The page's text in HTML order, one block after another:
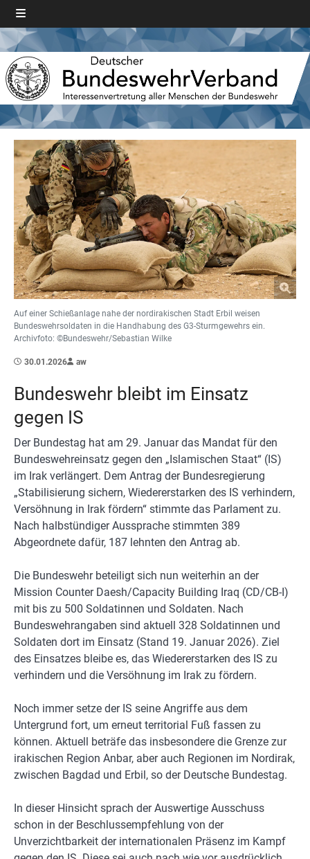
Auf einer Schießanlage nahe der nordirakischen Stadt Erbil weisen
Bundeswehrsoldaten in die Handhabung des G3-Sturmgewehrs ein.
Archivfoto: ©Bundeswehr/Sebastian Wilke
30.01.2026 aw
Bundeswehr bleibt im Einsatz
gegen IS
Der Bundestag hat am 29. Januar das Mandat für den
Bundeswehreinsatz gegen den „Islamischen Staat“ (IS)
im Irak verlängert. Dem Antrag der Bundesregierung
„Stabilisierung sichern, Wiedererstarken des IS verhindern,
Versöhnung in Irak fördern“ stimmte das Parlament zu.
Nach halbstündiger Aussprache stimmten 389
Abgeordnete dafür, 187 lehnten den Antrag ab.
Die Bundeswehr beteiligt sich nun weiterhin an der
Mission Counter Daesh/Capacity Building Iraq (CD/CB-I)
mit bis zu 500 Soldatinnen und Soldaten. Nach
Bundeswehrangaben sind aktuell 328 Soldatinnen und
Soldaten dort im Einsatz (Stand 19. Januar 2026). Ziel
des Einsatzes bleibe es, das Wiedererstarken des IS zu
verhindern und die Versöhnung im Irak zu fördern.
Noch immer setze der IS seine Angriffe aus dem
Untergrund fort, um erneut territorial Fuß fassen zu
können. Aktuell beträfe das insbesondere die Grenze zur
irakischen Region Anbar, aber auch Regionen im Nordirak,
zwischen Bagdad und Erbil, so der Deutsche Bundestag.
In dieser Hinsicht sprach der Auswertige Ausschuss
schon in der Beschlussempfehlung von der
Unverzichtbarkeit der internationalen Präsenz im Kampf